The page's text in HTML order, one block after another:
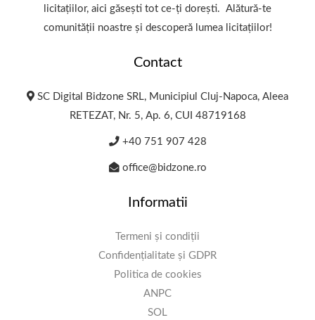
licitațiilor, aici găsești tot ce-ți dorești. Alătură-te
comunității noastre și descoperă lumea licitațiilor!
Contact
SC Digital Bidzone SRL, Municipiul Cluj-Napoca, Aleea
RETEZAT, Nr. 5, Ap. 6, CUI 48719168
+40 751 907 428
office@bidzone.ro
Informatii
Termeni și condiții
Confidențialitate și GDPR
Politica de cookies
ANPC
SOL